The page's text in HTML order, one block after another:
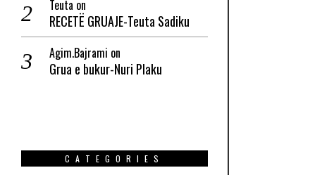
Teuta on
RECETË GRUAJE-Teuta Sadiku
Agim.Bajrami on
Grua e bukur-Nuri Plaku
CATEGORIES